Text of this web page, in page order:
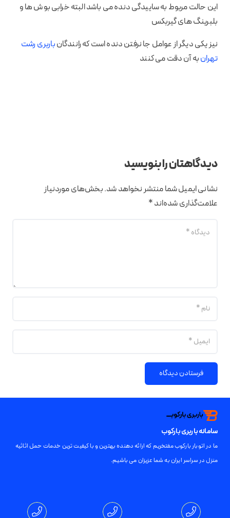
این حالت مربوط به ساییدگی دنده می باشد البته خرابی بوش ها و
بلبرینگ های گیربکس
نیز یکی دیگر از عوامل جا نرفتن دنده است که رانندگانباربری رشت
تهرانبه آن دقت می کنند
دیدگاهتان را بنویسید
نشانی ایمیل شما منتشر نخواهد شد.بخش‌های موردنیاز
علامت‌گذاری شده‌اند*
فرستادن دیدگاه
سامانه باربری بارکوب
ما در اتوبار بارکوب مفتخریم که ارائه دهنده بهترین و با کیفیت ترین خدمات حمل اثاثیه
منزل در سراسر ایران به شما عزیزان می باشیم.